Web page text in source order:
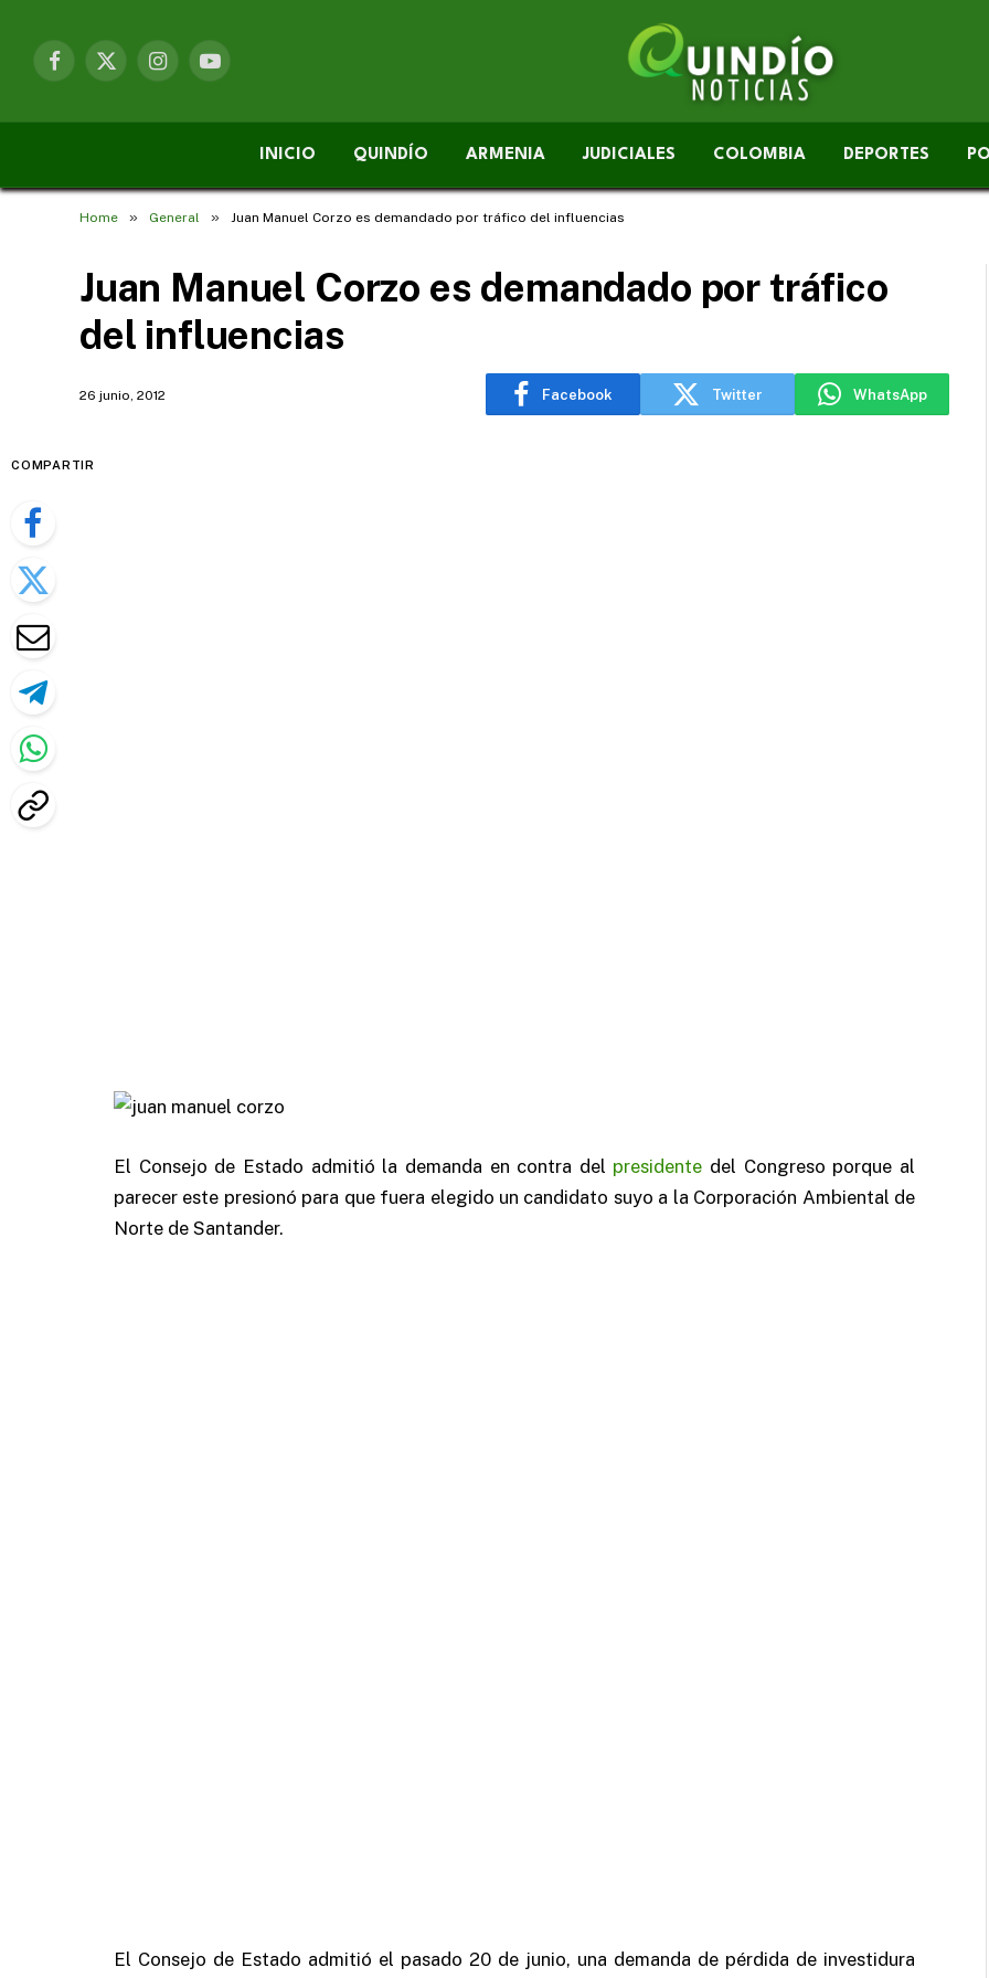
Facebook
X
InstagramYouTube
INICIO QUINDÍO ARMENIA JUDICIALES COLOMBIA DEPORTES
Home » General » Juan Manuel Corzo es demandado por tráfico del influencias
Juan Manuel Corzo es demandado por tráfico
del influencias
26 junio, 2012 Facebook Twitter WhatsApp
COMPARTIR
El Consejo de Estado admitió la demanda en contra del presidente del Congreso porque al
parecer este presionó para que fuera elegido un candidato suyo a la Corporación Ambiental de
Norte de Santander.
El Consejo de Estado admitió el pasado 20 de junio, una demanda de pérdida de investidura